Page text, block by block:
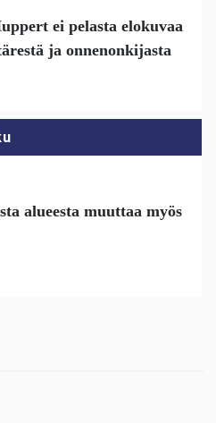
ei pelasta elokuvaa
ja onnenonkijasta
alueesta muuttaa myös